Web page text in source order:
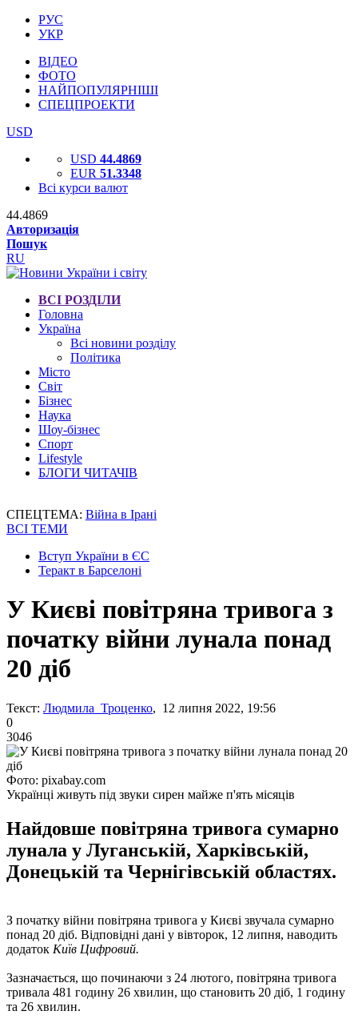
РУС
УКР
ВІДЕО
ФОТО
НАЙПОПУЛЯРНІШІ
СПЕЦПРОЕКТИ
USD
USD 44.4869
EUR 51.3348
Всі курси валют
44.4869
Авторизація
Пошук
RU
ВСІ РОЗДІЛИ
Головна
Україна
Всі новини розділу
Політика
Місто
Світ
Бізнес
Наука
Шоу-бізнес
Спорт
Lifestyle
БЛОГИ ЧИТАЧІВ
СПЕЦТЕМА: Війна в Ірані
ВСІ ТЕМИ
Вступ України в ЄС
Теракт в Барселоні
У Києві повітряна тривога з
початку війни лунала понад
20 діб
Текст: Людмила Троценко, 12 липня 2022, 19:56
0
3046
Фото: pixabay.com
Українці живуть під звуки сирен майже п'ять місяців
Найдовше повітряна тривога сумарно
лунала у Луганській, Харківській,
Донецькій та Чернігівській областях.
З початку війни повітряна тривога у Києві звучала сумарно
понад 20 діб. Відповідні дані у вівторок, 12 липня, наводить
додаток Київ Цифровий.
Зазначається, що починаючи з 24 лютого, повітряна тривога
тривала 481 годину 26 хвилин, що становить 20 діб, 1 годину
та 26 хвилин.